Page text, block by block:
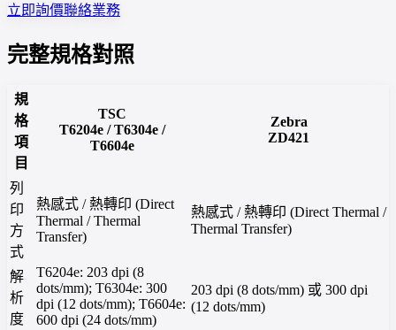
立即詢價聯絡業務
完整規格對照
規
格
項
目
TSC
T6204e / T6304e /
T6604e
Zebra
ZD421
列
印
方
式
熱感式 / 熱轉印 (Direct
Thermal / Thermal
Transfer)
熱感式 / 熱轉印 (Direct Thermal /
Thermal Transfer)
解
析
度
T6204e: 203 dpi (8
dots/mm); T6304e: 300
dpi (12 dots/mm); T6604e:
600 dpi (24 dots/mm)
203 dpi (8 dots/mm) 或 300 dpi
(12 dots/mm)